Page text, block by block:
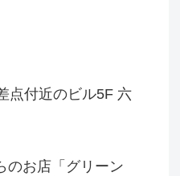
点付近のビル5F 六
のお店「グリーン